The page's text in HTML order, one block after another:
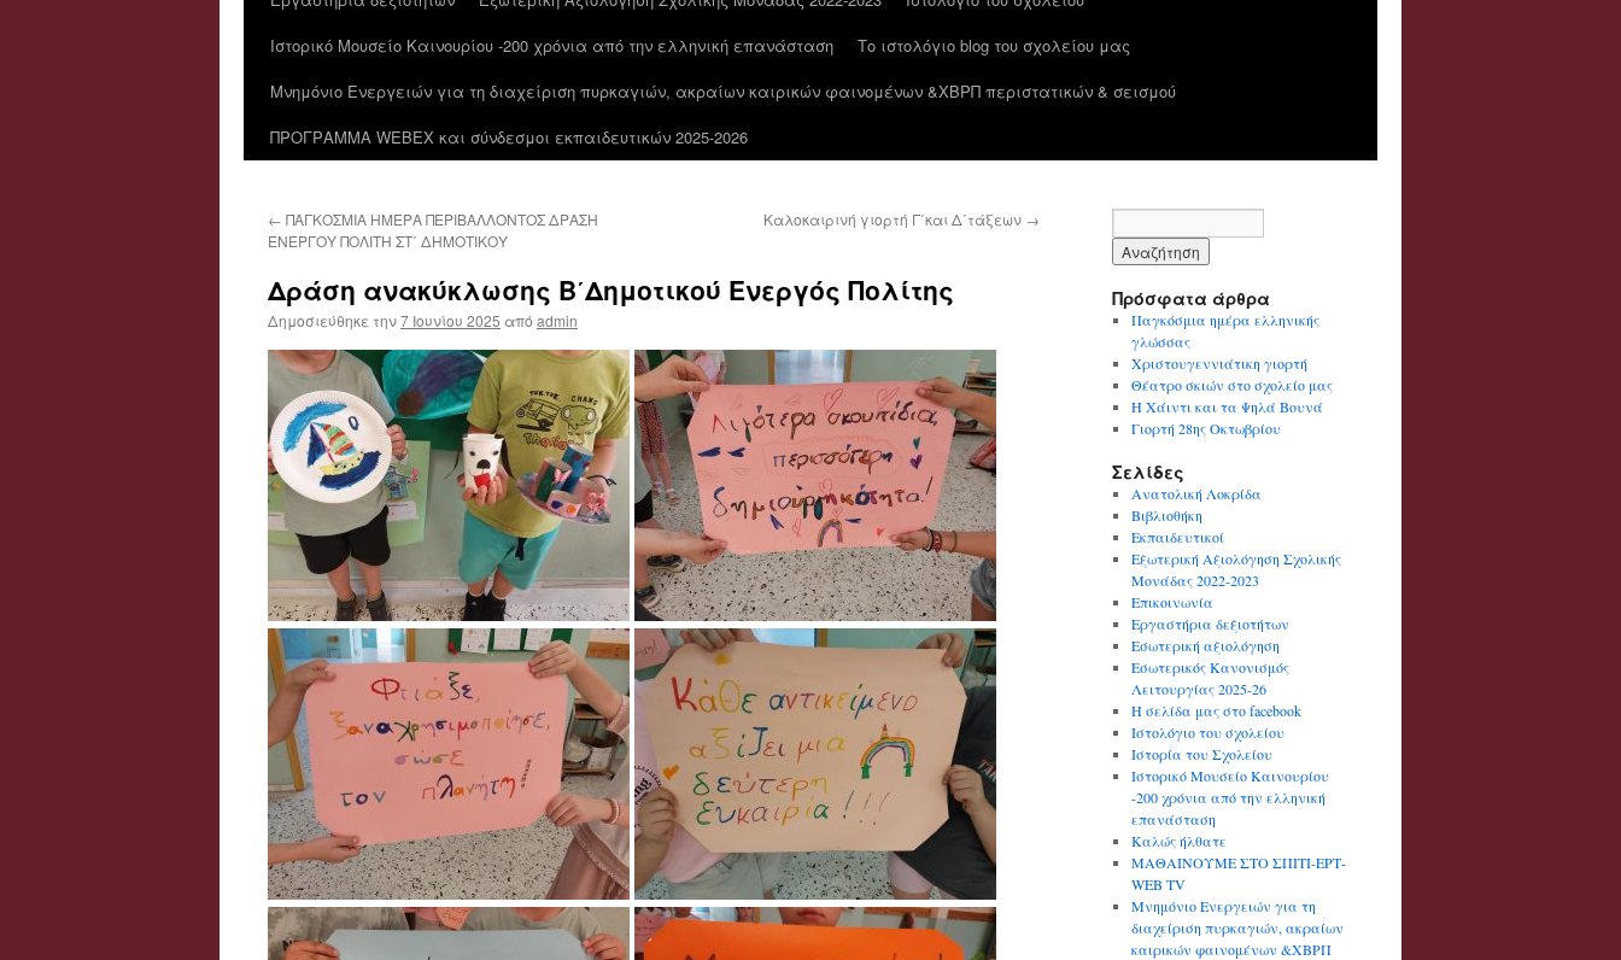
Ιστορικό Μουσείο Καινουρίου -200 χρόνια από την ελληνική επανάσταση
Το ιστολόγιο blog του σχολείου μας
Μνημόνιο Ενεργειών για τη διαχείριση πυρκαγιών, ακραίων καιρικών φαινομένων &ΧΒΡΠ περιστατικών & σεισμού
ΠΡΟΓΡΑΜΜΑ WEBEX και σύνδεσμοι εκπαιδευτικών 2025-2026
← ΠΑΓΚΟΣΜΙΑ ΗΜΕΡΑ ΠΕΡΙΒΑΛΛΟΝΤΟΣ ΔΡΑΣΗ
ΕΝΕΡΓΟΥ ΠΟΛΙΤΗ ΣΤ΄ ΔΗΜΟΤΙΚΟΥ
Καλοκαιρινή γιορτή Γ΄και Δ΄τάξεων →
Δράση ανακύκλωσης Β΄Δημοτικού Ενεργός Πολίτης
Δημοσιεύθηκε την7 Ιουνίου 2025 από admin
Πρόσφατα άρθρα
Παγκόσμια ημέρα ελληνικής
γλώσσας
Χριστουγεννιάτικη γιορτή
Θέατρο σκιών στο σχολείο μας
Η Χάιντι και τα Ψηλά Βουνά
Γιορτή 28ης Οκτωβρίου
Σελίδες
Ανατολική Λοκρίδα
Βιβλιοθήκη
Εκπαιδευτικοί
Εξωτερική Αξιολόγηση Σχολικής
Μονάδας 2022-2023
Επικοινωνία
Εργαστήρια δεξιοτήτων
Εσωτερική αξιολόγηση
Εσωτερικός Κανονισμός
Λειτουργίας 2025-26
Η σελίδα μας στο facebook
Ιστολόγιο του σχολείου
Ιστορία του Σχολείου
Ιστορικό Μουσείο Καινουρίου
-200 χρόνια από την ελληνική
επανάσταση
Καλώς ήλθατε
ΜΑΘΑΙΝΟΥΜΕ ΣΤΟ ΣΠΙΤΙ-ΕΡΤ-
WEB TV
Μνημόνιο Ενεργειών για τη
διαχείριση πυρκαγιών, ακραίων
καιρικών φαινομένων &ΧΒΡΠ